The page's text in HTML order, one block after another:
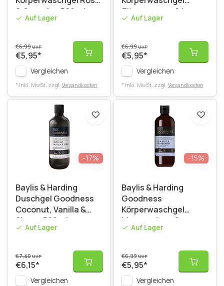
& Geranie - 500 ml
Auf Lager
€6,99UVP
€5,95*
Vergleichen
* Inkl. MwSt. zzgl. Versandkosten
Zitronengras & Ingwer
- 500 ml
Auf Lager
€6,99UVP
€5,95*
Vergleichen
* Inkl. MwSt. zzgl. Versandkosten
-17%
Baylis & Harding
Duschgel Goodness
Coconut, Vanilla &
Shea – 500 ml
Auf Lager
€7,40UVP
€6,15*
Vergleichen
-15%
Baylis & Harding
Goodness
Körperwaschgel
Meeresalgen &
Pfefferminze - 500 ml
Auf Lager
€6,99UVP
€5,95*
Vergleichen